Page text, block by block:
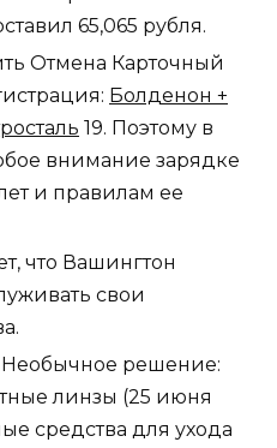
65,065 рубля.
Отмена Карточный
Болденон +
19. Поэтому в
внимание зарядке
и правилам ее
что Вашингтон
свои
решение:
линзы (25 июня
средства для ухода